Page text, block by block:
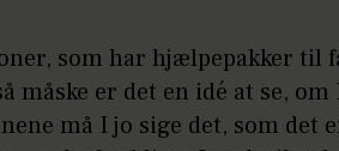
som har hjælpepakker til
måske er det en idé at se, om
må I jo sige det, som det